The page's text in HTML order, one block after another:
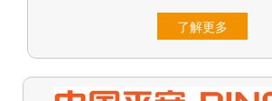
了解更多